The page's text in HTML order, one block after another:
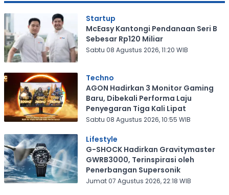
Startup
McEasy Kantongi Pendanaan Seri B
Sebesar Rp120 Miliar
Sabtu 08 Agustus 2026, 11:20 WIB
Techno
AGON Hadirkan 3 Monitor Gaming
Baru, Dibekali Performa Laju
Penyegaran Tiga Kali Lipat
Sabtu 08 Agustus 2026, 10:55 WIB
Lifestyle
G-SHOCK Hadirkan Gravitymaster
GWRB3000, Terinspirasi oleh
Penerbangan Supersonik
Jumat 07 Agustus 2026, 22:18 WIB